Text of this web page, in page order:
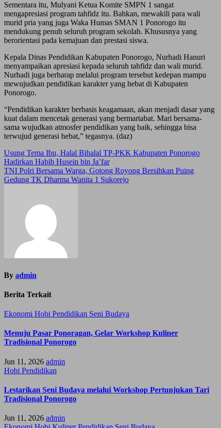
Sementara itu, Mulyani Ketua Komite SMPN 1 sangat
mengapresiasi program tahfidz itu. Bahkan, mewakili para wali
murid pria yang juga Waka Humas SMAN 1 Ponorogo itu
mendukung penuh seluruh program sekolah. Khususnya yang
berorientasi pada kemajuan dan prestasi siswa.
Kepala Dinas Pendidikan Kabupaten Ponorogo, Nurhadi Hanuri
menyampaikan apresiasi kepada seluruh tahfidz dan wali murid.
Nurhadi juga berharap melalui program tersebut kedepan mampu
mewujudkan pendidikan karakter yang hebat di Kabupaten
Ponorogo.
“Pendidikan karakter berbasis keagamaan, akan menjadi dasar yang
kuat dalam mencetak generasi yang bermartabat. Mari bersama-
sama wujudkan atmosfer pendidikan yang baik, sehingga bisa
terwujud generasi hebat,” tegasnya. (daz)
Post
navigation
Usung Tema Ibu, Halal Bihalal TP-PKK Kabupaten Ponorogo
Hadirkan Habib Husein bin Ja’far
TNI Polri Bersama Warga, Gotong Royong Bersihkan Puing
Gedung TK Dharma Wanita 1 Sukorejo
By admin
Berita Terkait
Ekonomi Hobi Pendidikan Seni Budaya
Menuju Pasar Ponoragan, Gelar Workshop Kuliner
Tradisional Ponorogo
Jun 11, 2026 admin
Hobi Pendidikan
Lestarikan Seni Budaya melalui Workshop Pertunjukan Tari
Tradisional Ponorogo
Jun 11, 2026 admin